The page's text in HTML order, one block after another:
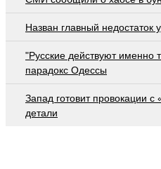
Назван главный недостаток
"Русские действуют
парадокс Одессы
Запад готовит провокации
детали